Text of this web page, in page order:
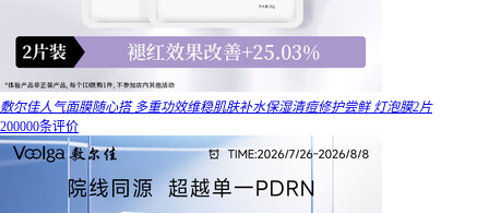
敷尔佳人气面膜随心搭 多重功效维稳肌肤补水保湿清痘修护尝鲜 灯泡膜2片
200000条评价